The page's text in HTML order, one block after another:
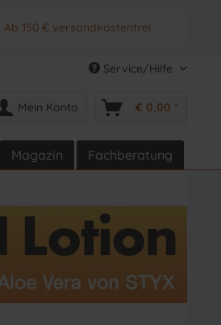
Ab 150 € versandkostenfrei
Originalprodukt vom Hersteller
Service/Hilfe
Mein Konto € 0,00 *
Magazin Fachberatung